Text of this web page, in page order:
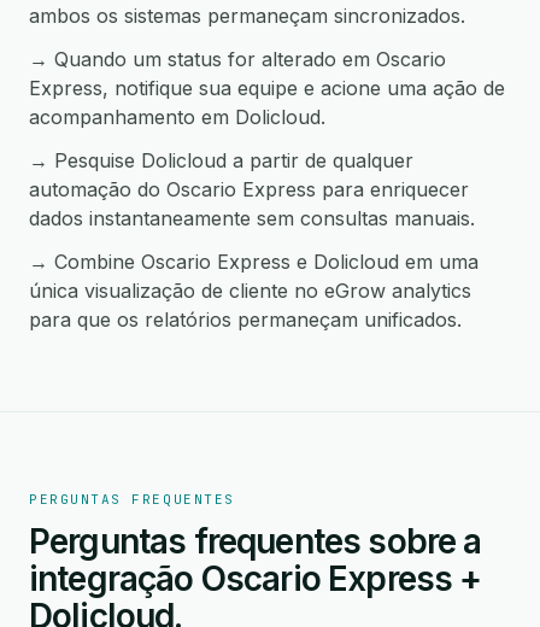
ambos os sistemas permaneçam sincronizados.
→ Quando um status for alterado em Oscario
Express, notifique sua equipe e acione uma ação de
acompanhamento em Dolicloud.
→ Pesquise Dolicloud a partir de qualquer
automação do Oscario Express para enriquecer
dados instantaneamente sem consultas manuais.
→ Combine Oscario Express e Dolicloud em uma
única visualização de cliente no eGrow analytics
para que os relatórios permaneçam unificados.
PERGUNTAS FREQUENTES
Perguntas frequentes sobre a
integração Oscario Express +
Dolicloud.